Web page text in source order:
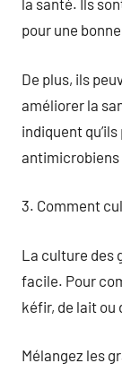
la santé. Ils
pour une
De plus, ils
améliorer la
indiquent
3. Comment
La culture des
facile. Pour
kéfir, de lait ou
Mélangez les